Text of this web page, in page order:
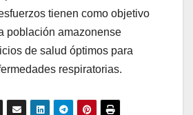
tienen como objetivo
población amazonense
de salud óptimos para
respiratorias.